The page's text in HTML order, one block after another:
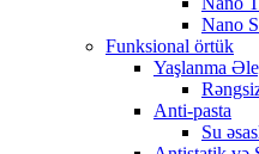
Nano
Funksional örtük
Yaşlanma
Anti-pasta
Su